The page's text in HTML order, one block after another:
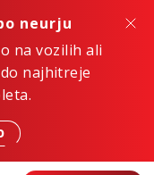
neurju
na vozilih ali
najhitreje